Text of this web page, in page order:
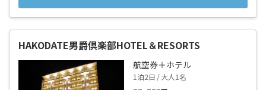
HAKODATE男爵倶楽部HOTEL＆RESORTS
航空券＋ホテル
1泊2日 / 大人1名